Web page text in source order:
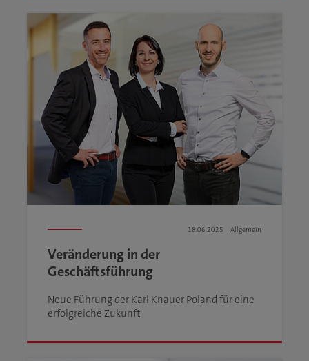
18.06.2025 Allgemein
Veränderung in der
Geschäftsführung
Neue Führung der Karl Knauer Poland für eine
erfolgreiche Zukunft